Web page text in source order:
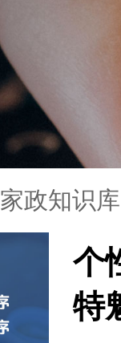
家政知识库
个
特